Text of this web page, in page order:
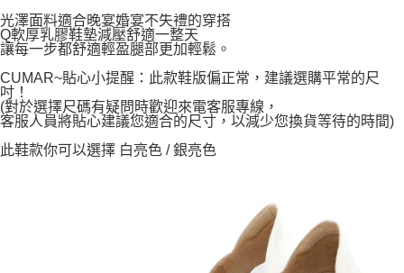
光澤面料適合晚宴婚宴不失禮的穿搭
Q軟厚乳膠鞋墊減壓舒適一整天
讓每一步都舒適輕盈腿部更加輕鬆。
CUMAR~貼心小提醒：此款鞋版偏正常，建議選購平常的尺
吋！
(對於選擇尺碼有疑問時歡迎來電客服專線，
客服人員將貼心建議您適合的尺寸，以減少您換貨等待的時間)
此鞋款你可以選擇 白亮色 / 銀亮色